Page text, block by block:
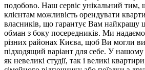
подобово. Наш сервіс унікальний тим,
клієнтам можливість орендувати
власників, що гарантує Вам найкращу
обман з боку посередників. Ми
різних районах Києва, щоб Ви могли
підходящий варіант для себе. У нашому
як невеликі студії, так і великі